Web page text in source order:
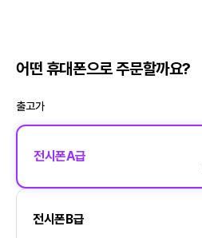
어떤 휴대폰으로 주문할까요?
출고가
전시폰A급
전시폰B급